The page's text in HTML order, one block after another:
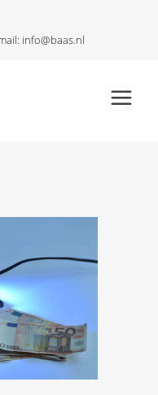
info@baas.nl